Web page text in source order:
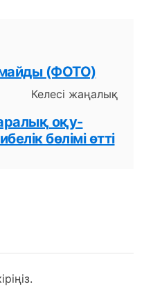
(ФОТО)
Келесі жаңалық
оқу-
бөлімі өтті